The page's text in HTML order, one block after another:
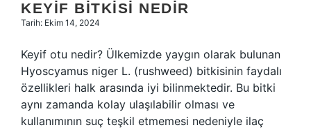
KEYIF BITKISI NEDIR
Tarih: Ekim 14, 2024
Keyif otu nedir? Ülkemizde yaygın olarak bulunan
Hyoscyamus niger L. (rushweed) bitkisinin faydalı
özellikleri halk arasında iyi bilinmektedir. Bu bitki
aynı zamanda kolay ulaşılabilir olması ve
kullanımının suç teşkil etmemesi nedeniyle ilaç